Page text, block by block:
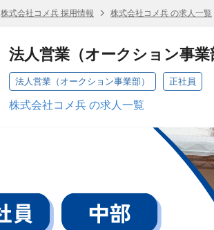
株式会社コメ兵 採用情報 株式会社コメ兵 の求人一覧
法人営業（オークション事業
法人営業（オークション事業部） 正社員
株式会社コメ兵 の求人一覧